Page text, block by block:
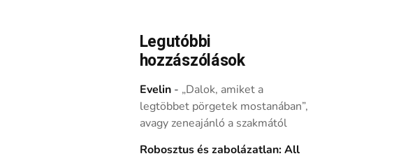
Legutóbbi
hozzászólások
Evelin- „Dalok, amiket a
legtöbbet pörgetek mostanában”,
avagy zeneajánló a szakmától
Robosztus és zabolázatlan: All